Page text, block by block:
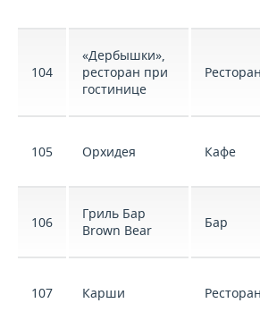
104
«Дербышки»,
ресторан при
гостинице
Ресторан
105 Орхидея Кафе
106
Гриль Бар
Brown Bear
Бар
107 Карши Ресторан